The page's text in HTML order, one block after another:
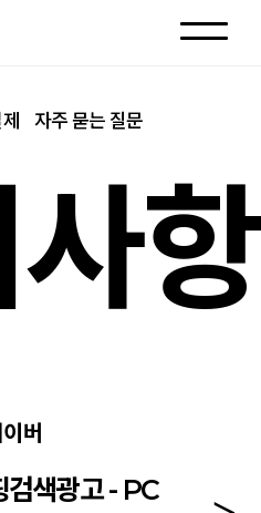
자주 묻는 질문
항
버
검색광고 - PC